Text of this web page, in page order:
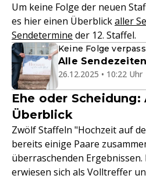
Um keine Folge der neuen
es hier einen Überblickaller
Sendetermine der 12. Staffel.
Keine Folge
Alle
26.12.2025 • 10:22 Uhr
Ehe oder
Überblick
Zwölf Staffeln "Hochzeit auf
bereits einige Paare
überraschenden Ergebnissen.
erwiesen sich als Volltreffer